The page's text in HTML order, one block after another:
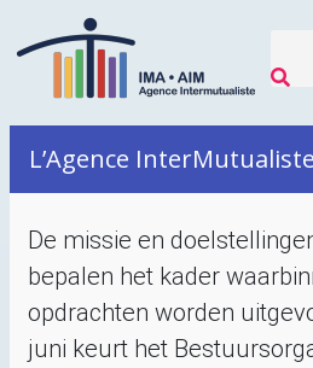
L’Agence InterMutualiste
De missie en
bepalen het kader
opdrachten worden
juni keurt het